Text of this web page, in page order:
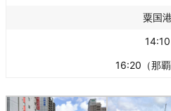
粟国
14:10
16:20（那覇